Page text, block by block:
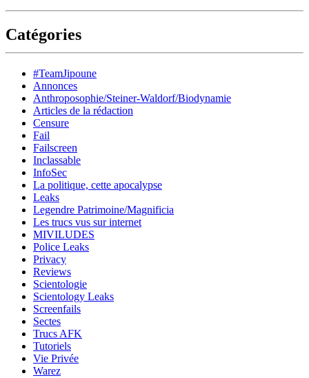
Catégories
#TeamJipoune
Annonces
Anthroposophie/Steiner-Waldorf/Biodynamie
Articles de la rédaction
Censure
Fail
Failscreen
Inclassable
InfoSec
La politique, cette apocalypse
Leaks
Legendre Patrimoine/Magnificia
Les trucs vus sur internet
MIVILUDES
Police Leaks
Privacy
Reviews
Scientologie
Scientology Leaks
Screenfails
Sectes
Trucs AFK
Tutoriels
Vie Privée
Warez